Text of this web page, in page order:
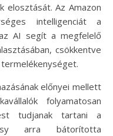
elosztását. Az Amazon
intelligenciát a
AI segít a megfelelő
csökkentve
előnyei mellett
folyamatosan
tudjanak tartani a
arra bátorította